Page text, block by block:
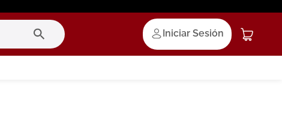
Iniciar Sesión